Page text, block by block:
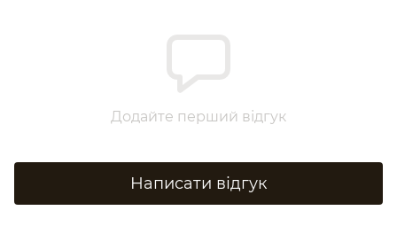
Додайте перший відгук
Написати відгук